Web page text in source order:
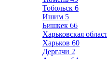
Тобольск 6
Ишим 5
Бишкек 66
Харьковская
Харьков 60
Дергачи 2